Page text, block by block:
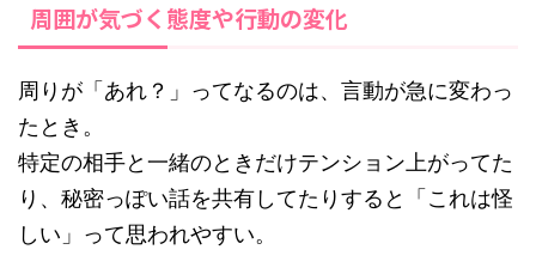
周囲が気づく態度や行動の変化
周りが「あれ？」ってなるのは、言動が急に変わっ
たとき。
特定の相手と一緒のときだけテンション上がってた
り、秘密っぽい話を共有してたりすると「これは怪
しい」って思われやすい。